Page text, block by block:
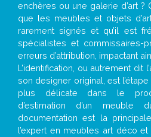
enchères ou une galerie d’art ?
que les meubles et objets
rarement signés et qu’il est
spécialistes et commissaires-
erreurs d’attribution, impactant
L’identification, ou autrement dit
son designer original, est
plus délicate dans le
d’estimation d’un
documentation est la
l’expert en meubles art déco